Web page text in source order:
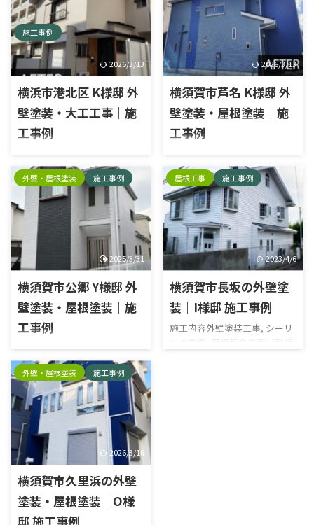
施工内容外壁塗装工事・大工
工事エリア横浜市港北区外壁
塗料種類：日本ペイント塗料
名：パーフェクトトップ 施工
前 板金工事施工前 施工中 破風
ケレン 破風下塗り 破風中塗り
破風上塗り 下地補修 下地補修
下地補修完了 外壁下塗り 外壁
中塗り 外壁上塗り シャッター
ケレン シャッター上塗り1回目
シャッター上塗り2回目 外壁ト
タンケレン 外壁下塗り 外壁中
塗り 外壁上塗り 施工後
施工内容外壁塗装工事・屋根
塗装工事エリア横須賀市芦名
外壁塗料種類：日本ペイント
塗料名：パーフェクトトップ屋
根塗料種類：日本ペイント塗
料名：パーフェクトベスト 施
工前 施工中 高圧洗浄 高圧洗浄
タスペーサー 屋根下塗り 屋根
中塗り 屋根上塗り 外壁下塗り
外壁中塗り 外壁上塗り 雨樋ケ
レン 雨樋上塗り1回目 雨樋上
塗り2回目 ベランダケレン ベ
ランダ脱脂 トップコート塗布
施工後 お客様の声はコチラ
外壁・屋根塗装 施工事例
2025/3/31
横須賀市公郷 Y様邸 外
壁塗装・屋根塗装｜施
工事例
施工内容外壁塗装工事・屋根
塗装工事エリア横須賀市公郷
外壁塗料種類：日本ペイント
塗料名：パーフェクトトップ屋
根塗料種類：日本ペイント塗
料名：パーフェクトベスト 施
工前 施工中 高圧洗浄 高圧洗浄
既存シーリング撤去 既存シー
リング撤去 プライマー塗布 充
填 ヘラ押さえ タスペーサー 屋
根下塗り 屋根中塗り 屋根上塗
り 水切りケレン 水切り下塗り
水切り中塗り 水切り上塗り シ
ャッターボックスケレン シャ
ッターボックス下塗り シャッ
ターボックス中塗り シャッタ
ーボックス上塗り 外壁下塗り
外壁中塗り 外壁上塗 ...
屋根工事 施工事例
2023/4/6
横須賀市長坂の外壁塗
装｜I様邸 施工事例
施工内容外壁塗装工事, シーリ
ング工事, 屋根板金工事（屋根
板金交換）エリア横須賀市長
坂外壁塗料種類：ラジカル塗
料塗料名：日本ペイントUVプ
ロテクトベスト 施工前 高圧洗
浄前 屋根塗装前 屋根棟板金交
換前 霧よけ庇 雨樋 雨戸 雨樋
外壁 施工中 高圧洗浄 既存シー
リング撤去 プライマー塗布 充
填 ヘラ押さえ プライマー塗布
充填 ヘラ押さえ タスペーサー
外壁・屋根塗装 施工事例
2026/3/16
横須賀市久里浜の外壁
塗装・屋根塗装｜O様
邸 施工事例
施工内容外壁塗装工事, 屋根塗
装工事, シーリング工事エリア
横須賀市久里浜外壁塗料種
類：ラジカル塗料塗料名：日
本ペイントパーフェクトトップ
塗料名：日本ペイントパーフェ
クトベスト 施工前 シーリング
工事施工前 シャッターボック
横須賀市富士見町 T様｜お客様の声